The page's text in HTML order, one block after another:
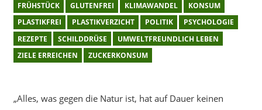
FRÜHSTÜCK
GLUTENFREI KLIMAWANDEL
KONSUM
PLASTIKFREI
PLASTIKVERZICHT POLITIK
PSYCHOLOGIE
REZEPTE
SCHILDDRÜSE
UMWELTFREUNDLICH LEBEN
ZIELE ERREICHEN
ZUCKERKONSUM
„Alles, was gegen die Natur ist, hat auf Dauer keinen